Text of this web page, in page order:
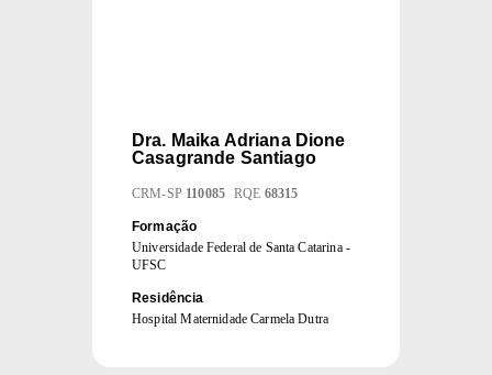
Dra. Maika Adriana Dione
Casagrande Santiago
CRM-SP 110085 RQE 68315
Formação
Universidade Federal de Santa Catarina -
UFSC
Residência
Hospital Maternidade Carmela Dutra